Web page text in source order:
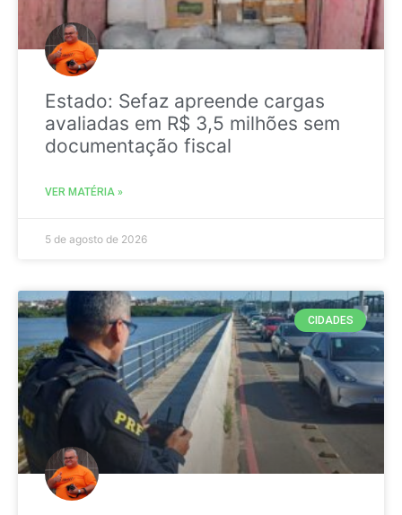
Estado: Sefaz apreende cargas
avaliadas em R$ 3,5 milhões sem
documentação fiscal
VER MATÉRIA »
5 de agosto de 2026
CIDADES